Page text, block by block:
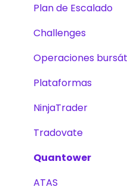
Verificación de
Trading
Desafíos
Plan de Escalado
Acciones
Trading
Desafíos
Plataformas
Plan de Escalado
Challenges
Operaciones
Plataformas
NinjaTrader
Tradovate
Quantower
ATAS